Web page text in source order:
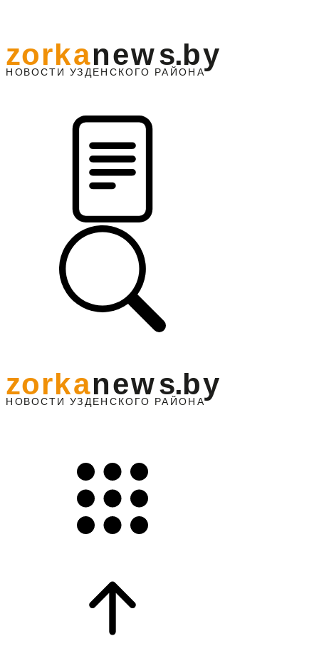
НО ВОСТИ УЗДЕНС КО ГО РАЙОНА
zorkanews.by